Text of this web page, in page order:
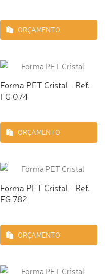
ORÇAMENTO
Forma PET Cristal - Ref.
FG 074
ORÇAMENTO
Forma PET Cristal - Ref.
FG 782
ORÇAMENTO